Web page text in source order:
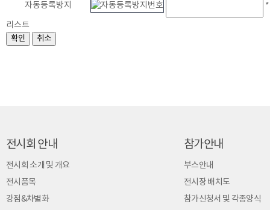
자동등록방지
리스트
전시회 안내
전시회 소개 및 개요
전시품목
강점&차별화
참가안내
부스안내
전시장 배치도
참가신청서 및 각종양식